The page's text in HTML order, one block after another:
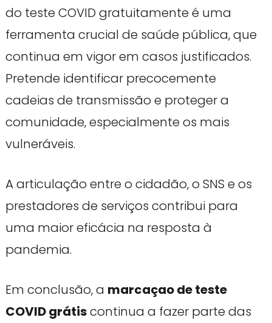
do teste COVID gratuitamente é uma
ferramenta crucial de saúde pública, que
continua em vigor em casos justificados.
Pretende identificar precocemente
cadeias de transmissão e proteger a
comunidade, especialmente os mais
vulneráveis.
A articulação entre o cidadão, o SNS e os
prestadores de serviços contribui para
uma maior eficácia na resposta à
pandemia.
Em conclusão, a marcaçao de teste
COVID grátiscontinua a fazer parte das